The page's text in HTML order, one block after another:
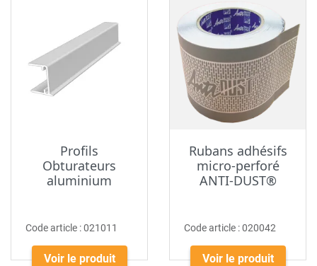
Profils
Obturateurs
aluminium
Code article :021011
Voir le produit
Rubans adhésifs
micro-perforé
ANTI-DUST®
Code article :020042
Voir le produit